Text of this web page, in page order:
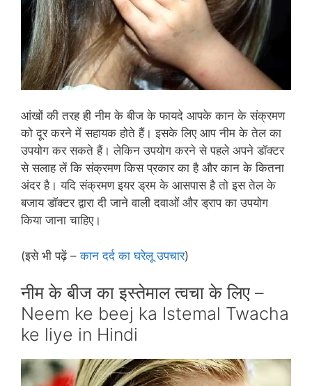
आंखों की तरह ही नीम के बीज के फायदे आपके कान के संक्रमण
को दूर करने में सहायक होते हैं। इसके लिए आप नीम के तेल का
उपयोग कर सकते हैं। लेकिन उपयोग करने से पहले अपने डॉक्‍टर
से सलाह लें कि संक्रमण किस प्रकार का है और कान के कितना
अंदर है। यदि संक्रमण इयर ड्रम के आसपास है तो इस तेल के
बजाय डॉक्‍टर द्वारा दी जाने वाली दवाओं और ड्राप का उपयोग
किया जाना चाहिए।
(इसे भी पढ़ें –कान दर्द का घरेलू उपचार)
नीम के बीज का इस्‍तेमाल त्‍वचा के लिए –
Neem ke beej ka Istemal Twacha
ke liye in Hindi